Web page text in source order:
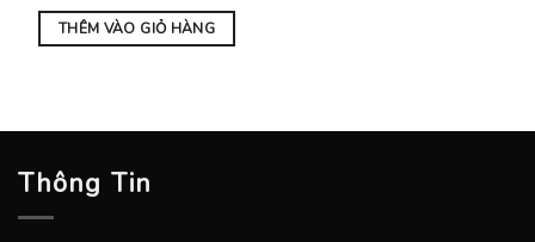
THÊM VÀO GIỎ HÀNG
Thông Tin